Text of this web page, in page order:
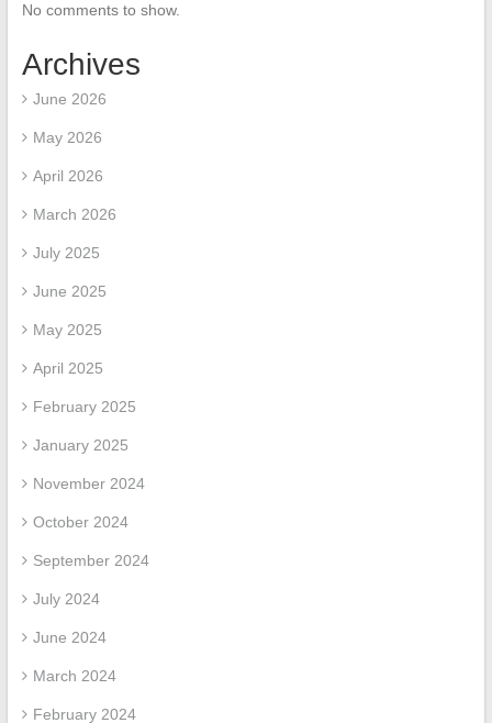
No comments to show.
Archives
June 2026
May 2026
April 2026
March 2026
July 2025
June 2025
May 2025
April 2025
February 2025
January 2025
November 2024
October 2024
September 2024
July 2024
June 2024
March 2024
February 2024